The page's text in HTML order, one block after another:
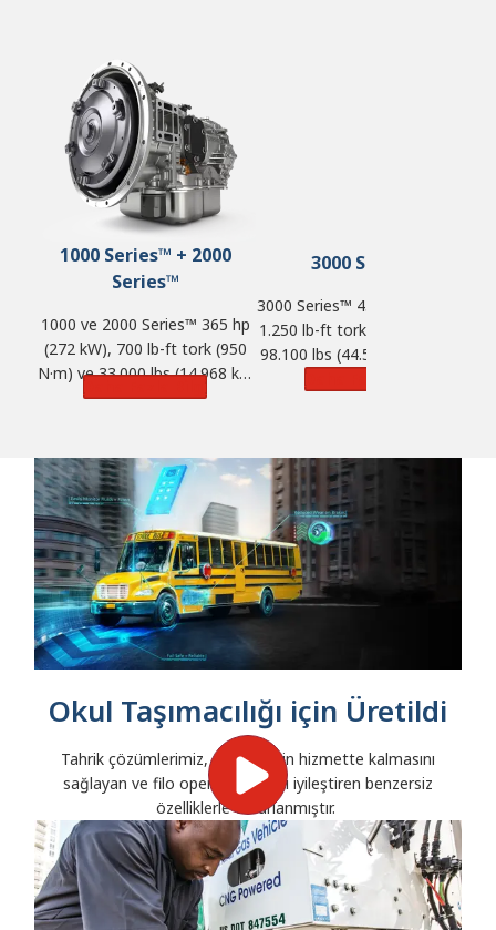
1000 Series™ + 2000
Series™
1000 ve 2000 Series™ 365 hp
(272 kW), 700 lb-ft tork (950
N·m) ve 33.000 lbs (14.968 kg)
GVW'ye kadar güç kapasitesi
3000 Series™
3000 Series™ 450 hp (336 kW),
1.250 lb-ft tork (1.695 N·m) ve
98.100 lbs (44.500 kg) GVW'ye
Okul Taşımacılığı için Üretildi
Tahrik çözümlerimiz, otobüslerin hizmette kalmasını
sağlayan ve filo operasyonlarını iyileştiren benzersiz
özelliklerle tasarlanmıştır.